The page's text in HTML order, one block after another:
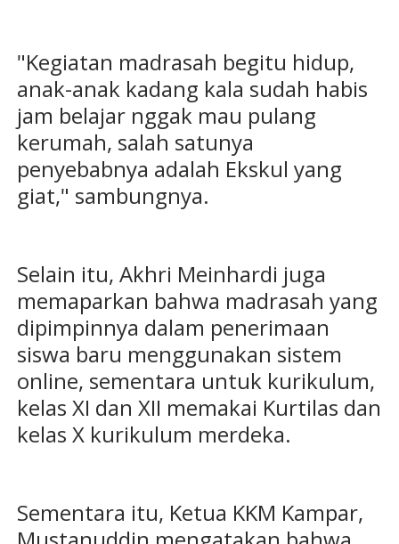
"Kegiatan madrasah begitu hidup,
anak-anak kadang kala sudah habis
jam belajar nggak mau pulang
kerumah, salah satunya
penyebabnya adalah Ekskul yang
giat," sambungnya.
Selain itu, Akhri Meinhardi juga
memaparkan bahwa madrasah yang
dipimpinnya dalam penerimaan
siswa baru menggunakan sistem
online, sementara untuk kurikulum,
kelas XI dan XII memakai Kurtilas dan
kelas X kurikulum merdeka.
Sementara itu, Ketua KKM Kampar,